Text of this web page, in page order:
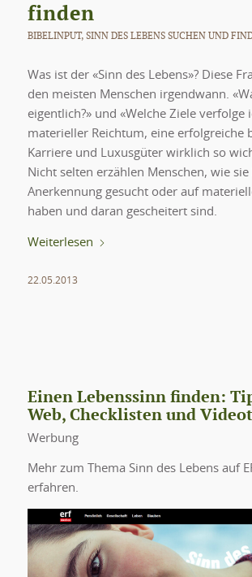
finden
BIBELINPUT, SINN DES LEBENS SUCHEN UND
Was ist der «Sinn des Lebens»? Diese
den meisten Menschen irgendwann.
eigentlich?» und «Welche Ziele verfolge
materieller Reichtum, eine erfolgreiche
Karriere und Luxusgüter wirklich so
Nicht selten erzählen Menschen, wie sie
Anerkennung gesucht oder auf
haben und daran gescheitert sind.
Weiterlesen
22.05.2013
Einen Lebenssinn finden:
Web, Checklisten und
Werbung
Mehr zum Thema Sinn des Lebens auf
erfahren.